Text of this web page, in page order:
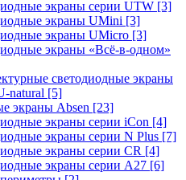
экраны серии UTW [3]
экраны UMini [3]
экраны UMicro [3]
экраны «Всё-в-одном»
светодиодные экраны
natural [5]
экраны Absen [23]
экраны серии iCon [4]
экраны серии N Plus [7]
экраны серии CR [4]
экраны серии А27 [6]